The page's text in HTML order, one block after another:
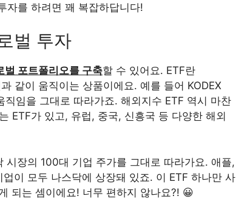
자를 하려면 꽤 복잡하답니다!
벌 투자
벌 포트폴리오를 구축할 수 있어요. ETF란
같이 움직이는 상품이에요. 예를 들어 KODEX
임을 그대로 따라가죠. 해외지수 ETF 역시 마찬
ETF가 있고, 유럽, 중국, 신흥국 등 다양한 해외
시장의 100대 기업 주가를 그대로 따라가요. 애플,
이 모두 나스닥에 상장돼 있죠. 이 ETF 하나만 사
되는 셈이에요! 너무 편하지 않나요?! 😀